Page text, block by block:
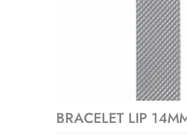
BRACELET LIP